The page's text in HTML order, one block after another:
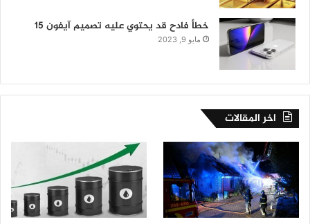
خطأ فادح قد يحتوي عليه تصميم آيفون 15
مايو 9, 2023
اخر المقالات